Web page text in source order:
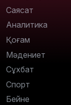
Саясат
Аналитика
Қоғам
Мәдениет
Сұхбат
Спорт
Бейне